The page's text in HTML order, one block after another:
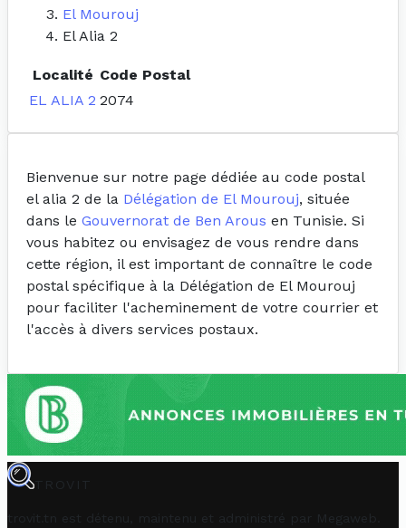
El Mourouj
El Alia 2
Localité Code Postal
EL ALIA 2 2074
Bienvenue sur notre page dédiée au code postal
el alia 2 de la Délégation de El Mourouj, située
dans le Gouvernorat de Ben Arous en Tunisie. Si
vous habitez ou envisagez de vous rendre dans
cette région, il est important de connaître le code
postal spécifique à la Délégation de El Mourouj
pour faciliter l'acheminement de votre courrier et
l'accès à divers services postaux.
TROVIT
trovit.tn est détenu, maintenu et administré par Megaweb